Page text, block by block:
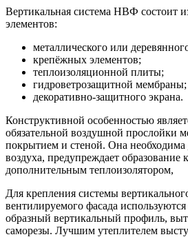
Вертикальная система НВФ состоит
элементов:
металлического или
крепёжных элементов;
теплоизоляционной плиты;
гидроветрозащитной мембраны;
декоративно-защитного экрана.
Конструктивной особенностью
обязательной воздушной
покрытием и стеной. Она необходима
воздуха, предупреждает образование
дополнительным теплоизолятором,
Для крепления системы
вентилируемого фасада
образный вертикальный профиль,
саморезы. Лучшим утеплителем